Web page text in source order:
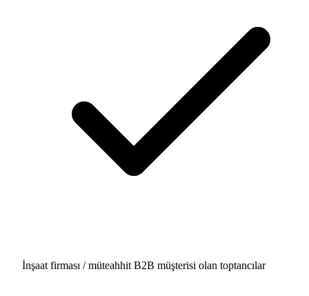
İnşaat firması / müteahhit B2B müşterisi olan toptancılar